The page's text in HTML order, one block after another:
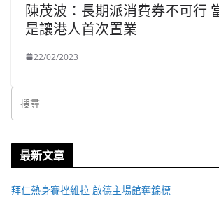
陳茂波：長期派消費券不可行
是讓港人首次置業
22/02/2023
最新文章
拜仁熱身賽挫維拉 啟德主場館奪錦標